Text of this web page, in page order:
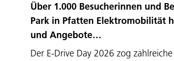
Über 1.000 Besucherinnen und
Park in Pfatten Elektromobilität
und Angebote…
Der E-Drive Day 2026 zog